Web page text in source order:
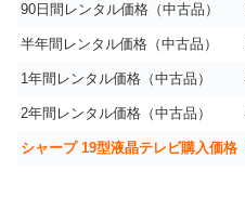
90日間レンタル価格（中古品）
半年間レンタル価格（中古品）
1年間レンタル価格（中古品）
2年間レンタル価格（中古品）
シャープ 19型液晶テレビ購入価格